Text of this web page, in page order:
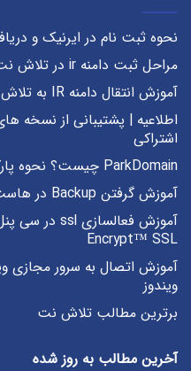
نحوه ثبت نام در ایرنیک و
مراحل ثبت دامنه ir در تلاش نت بعد از ثبت نام در ایرنیک
آموزش انتقال دامنه IR به تلاش نت
اشتراکی
ParkDomain چیست؟ نحوه پارک دامنه در cpanel
آموزش گرفتن Backup در هاست Cpanel و انتقال به سرور دیگر
Encrypt™ SSL
آموزش اتصال به سرور مجازی
ویندوز
برترین مطالب تلاش نت
آخرین مطالب به روز شده